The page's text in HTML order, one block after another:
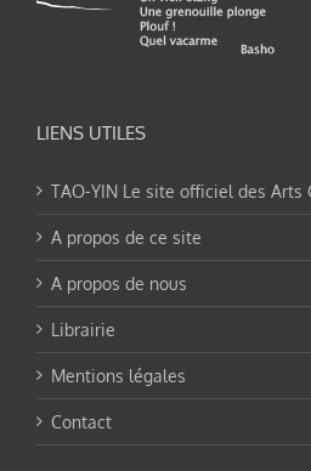
LIENS UTILES
TAO-YIN Le site officiel des Arts
A propos de ce site
A propos de nous
Librairie
Mentions légales
Contact